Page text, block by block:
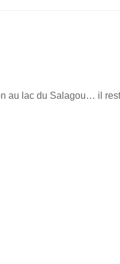
au lac du Salagou… il